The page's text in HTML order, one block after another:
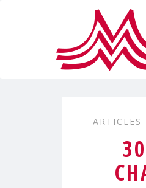
ARTICLES